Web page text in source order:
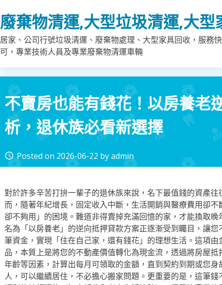
to
content
廢棄物清運,大型垃圾清運,大
居家、公司行號垃圾清運、廢棄物處理、大型家具回收，服務
可，專業技術人員及專業廢棄物清運車輛
不賣房也能有錢花！以房養老
析，退休族必看新選擇
access_time Posted on 2026-06-22 byadmin
對於許多辛苦打拚一輩子的退休族來說，名下最值錢的資產
而，隨著年紀增長，固定收入中斷，生活開銷與醫療費用卻
卻不夠用」的困境。難道非得賣掉充滿回憶的家，才能換取
名為「以房養老」的逆向抵押貸款方案正逐漸受到矚目，讓
筆資金，實現「住在自己家，還有錢花」的理想生活。這項
品，本質上是將您的不動產價值轉化為現金流，透過將房屋
年齡等因素，計算出每月可領取的金額，直到契約到期或您
人，可以繼續居住，不必擔心搬家問題。更重要的是，這筆